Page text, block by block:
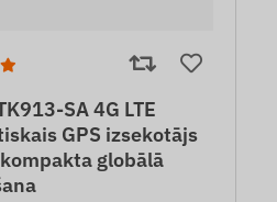
SA 4G LTE
GPS izsekotājs
globālā